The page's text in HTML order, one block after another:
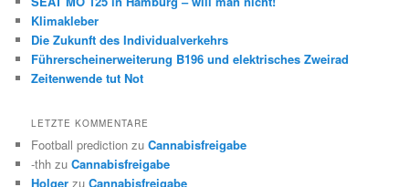
Klimakleber
Die Zukunft des Individualverkehrs
Führerscheinerweiterung B196 und elektrisches Zweirad
Zeitenwende tut Not
LETZTE KOMMENTARE
Football prediction zuCannabisfreigabe
-thh zuCannabisfreigabe
Holger zuCannabisfreigabe